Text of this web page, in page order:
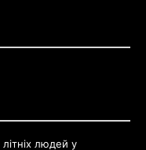
людей у